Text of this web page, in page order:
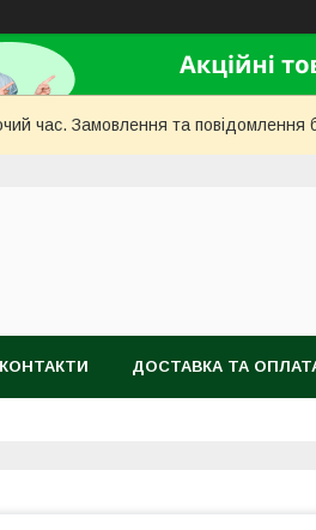
час. Замовлення та
КОНТАКТИ ДОСТАВКА ТА